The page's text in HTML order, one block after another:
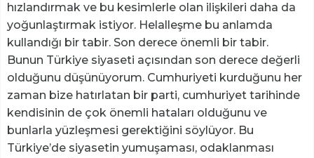
hızlandırmak ve bu kesimlerle olan ilişkileri daha da
yoğunlaştırmak istiyor. Helalleşme bu anlamda
kullandığı bir tabir. Son derece önemli bir tabir.
Bunun Türkiye siyaseti açısından son derece değerli
olduğunu düşünüyorum. Cumhuriyeti kurduğunu her
zaman bize hatırlatan bir parti, cumhuriyet tarihinde
kendisinin de çok önemli hataları olduğunu ve
bunlarla yüzleşmesi gerektiğini söylüyor. Bu
Türkiye’de siyasetin yumuşaması, odaklanması